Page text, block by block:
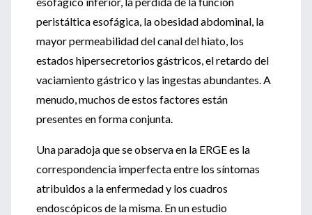
peristáltica esofágica, la obesidad abdominal, la
mayor permeabilidad del canal del hiato, los
estados hipersecretorios gástricos, el retardo del
vaciamiento gástrico y las ingestas abundantes. A
menudo, muchos de estos factores están
presentes en forma conjunta.
Una paradoja que se observa en la ERGE es la
correspondencia imperfecta entre los síntomas
atribuidos a la enfermedad y los cuadros
endoscópicos de la misma. En un estudio